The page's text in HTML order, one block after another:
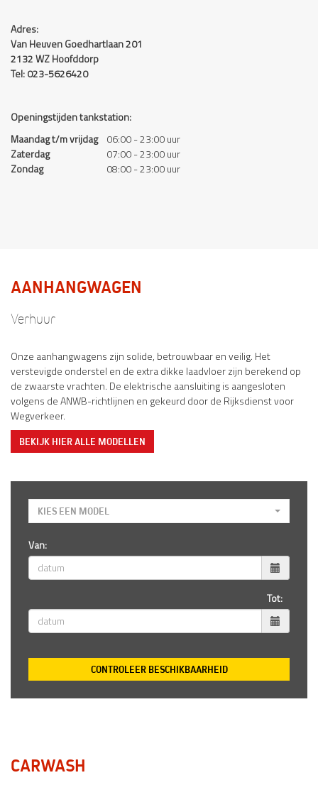
Adres:
Van Heuven Goedhartlaan 201
2132 WZ Hoofddorp
Tel: 023-5626420
Openingstijden tankstation:
Maandag t/m vrijdag
06:00 - 23:00 uur
Zaterdag
07:00 - 23:00 uur
Zondag
08:00 - 23:00 uur
AANHANGWAGEN
Verhuur
Onze aanhangwagens zijn solide, betrouwbaar en veilig. Het
verstevigde onderstel en de extra dikke laadvloer zijn berekend op
de zwaarste vrachten. De elektrische aansluiting is aangesloten
volgens de ANWB-richtlijnen en gekeurd door de Rijksdienst voor
Wegverkeer.
BEKIJK HIER ALLE MODELLEN
KIES EEN MODEL
Van:
Tot:
CONTROLEER BESCHIKBAARHEID
CARWASH